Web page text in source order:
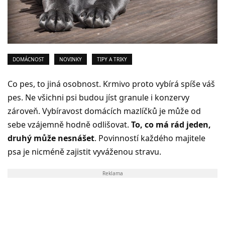
DOMÁCNOST NOVINKY TIPY A TRIKY
Co pes, to jiná osobnost. Krmivo proto vybírá spíše váš
pes. Ne všichni psi budou jíst granule i konzervy
zároveň. Vybíravost domácích mazlíčků je může od
sebe vzájemně hodně odlišovat. To, co má rád jeden,
druhý může nesnášet. Povinností každého majitele
psa je nicméně zajistit vyváženou stravu.
Reklama